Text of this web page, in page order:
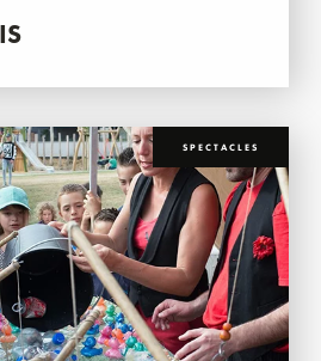
SPECTACLES